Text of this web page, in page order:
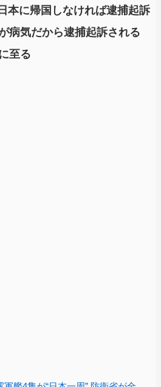
本に帰国しなければ逮捕起訴
病気だから逮捕起訴される
至る